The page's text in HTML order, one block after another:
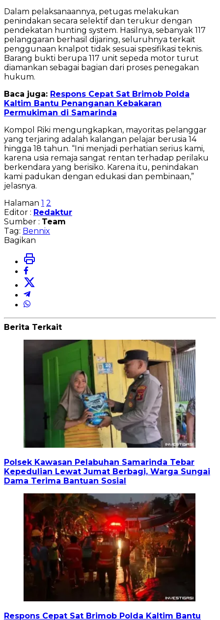
Dalam pelaksanaannya, petugas melakukan
penindakan secara selektif dan terukur dengan
pendekatan hunting system. Hasilnya, sebanyak 117
pelanggaran berhasil dijaring, seluruhnya terkait
penggunaan knalpot tidak sesuai spesifikasi teknis.
Barang bukti berupa 117 unit sepeda motor turut
diamankan sebagai bagian dari proses penegakan
hukum.
Baca juga: Respons Cepat Sat Brimob Polda
Kaltim Bantu Penanganan Kebakaran
Permukiman di Samarinda
Kompol Riki mengungkapkan, mayoritas pelanggar
yang terjaring adalah kalangan pelajar berusia 14
hingga 18 tahun. “Ini menjadi perhatian serius kami,
karena usia remaja sangat rentan terhadap perilaku
berkendara yang berisiko. Karena itu, penindakan
kami padukan dengan edukasi dan pembinaan,”
jelasnya.
Halaman 1 2
Editor : Redaktur
Sumber : Team
Tag: Bennix
Bagikan
Berita Terkait
Polsek Kawasan Pelabuhan Samarinda Tebar
Kepedulian Lewat Jumat Berbagi, Warga Sungai
Dama Terima Bantuan Sosial
Respons Cepat Sat Brimob Polda Kaltim Bantu